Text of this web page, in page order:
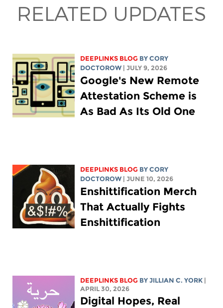
RELATED UPDATES
DEEPLINKS BLOG BYCORY
DOCTOROW
| JULY 9, 2026
Google's New Remote
Attestation Scheme is
As Bad As Its Old One
DEEPLINKS BLOG BYCORY
DOCTOROW
| JUNE 10, 2026
Enshittification Merch
That Actually Fights
Enshittification
DEEPLINKS BLOG BYJILLIAN C. YORK
APRIL 30, 2026
Digital Hopes, Real